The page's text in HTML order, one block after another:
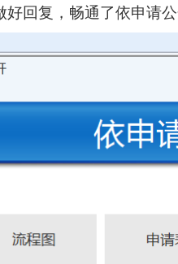
回复，畅通了依申请